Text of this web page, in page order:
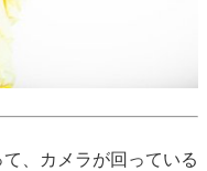
、カメラが回っている